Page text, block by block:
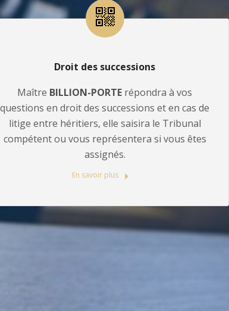
Droit des successions
Maître BILLION-PORTE répondra à vos
questions en droit des successions et en cas de
litige entre héritiers, elle saisira le Tribunal
compétent ou vous représentera si vous êtes
assignés.
En savoir plus